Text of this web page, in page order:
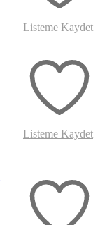
Listeme Kaydet
Listeme Kaydet